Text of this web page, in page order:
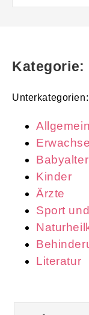
Kategorie:
Unterkategorien:
Babyalter
Kinder
Ärzte
Sport
Literatur